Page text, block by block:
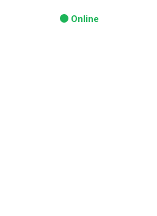
Online